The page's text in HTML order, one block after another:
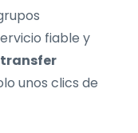
fiable y
transfer
unos clics de